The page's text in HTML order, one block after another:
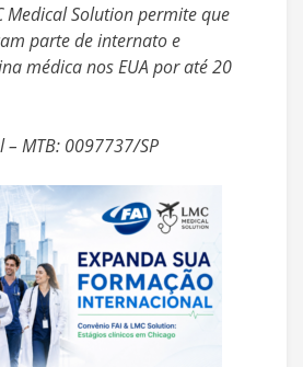
Medical Solution permite que
parte de internato e
médica nos EUA por até 20
MTB: 0097737/SP